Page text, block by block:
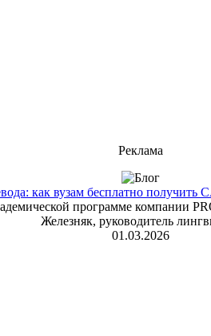
Реклама
как вузам бесплатно получить
программе компании
Железняк, руководитель
01.03.2026